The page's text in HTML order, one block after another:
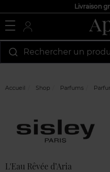
Livraison
Rechercher un
Accueil Shop Parfums
L'Eau Rêvée d’Aria